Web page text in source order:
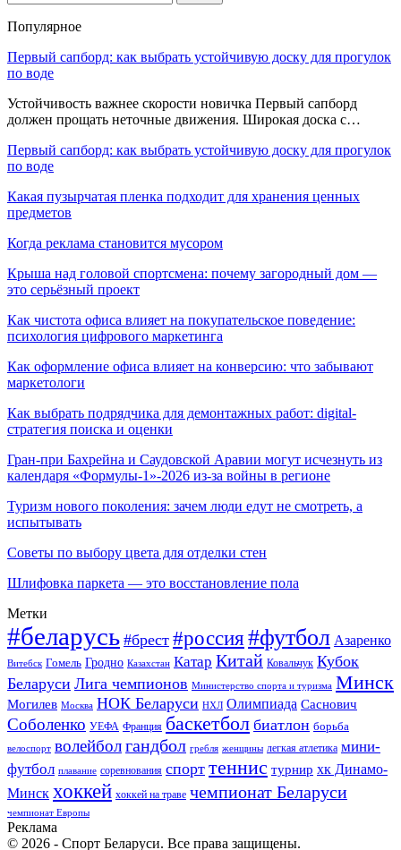
Популярное
Первый сапборд: как выбрать устойчивую доску для прогулок
по воде
Устойчивость важнее скорости новичка Первый сапборд
должен прощать неточные движения. Широкая доска с…
Первый сапборд: как выбрать устойчивую доску для прогулок
по воде
Какая пузырчатая пленка подходит для хранения ценных
предметов
Когда реклама становится мусором
Крыша над головой спортсмена: почему загородный дом —
это серьёзный проект
Как чистота офиса влияет на покупательское поведение:
психология цифрового маркетинга
Как оформление офиса влияет на конверсию: что забывают
маркетологи
Как выбрать подрядчика для демонтажных работ: digital-
стратегия поиска и оценки
Гран-при Бахрейна и Саудовской Аравии могут исчезнуть из
календаря «Формулы-1»-2026 из-за войны в регионе
Туризм нового поколения: зачем люди едут не смотреть, а
испытывать
Советы по выбору цвета для отделки стен
Шлифовка паркета — это восстановление пола
Метки
#беларусь #брест #россия#футбол Азаренко
Витебск Гомель Гродно Казахстан Катар Китай Ковальчук Кубок
Беларуси Лига чемпионов Министерство спорта и туризма Минск
Могилев Москва НОК Беларуси НХЛ Олимпиада Саснович
Соболенко УЕФА Франция баскетбол биатлон борьба
велоспорт волейболгандбол гребля женщины легкая атлетика мини-
футбол плавание соревнования спорт теннис турнир хк Динамо-
Минск хоккей хоккей на траве чемпионат Беларуси
чемпионат Европы
Реклама
© 2026 - Спорт Беларуси. Все права защищены.